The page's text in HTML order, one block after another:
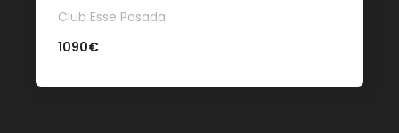
Club Esse Posada
1090€